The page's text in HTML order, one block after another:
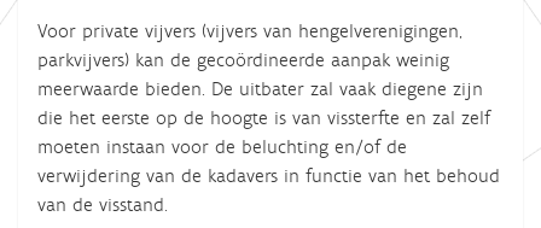
Voor private vijvers (vijvers van hengelverenigingen,
parkvijvers) kan de gecoördineerde aanpak weinig
meerwaarde bieden. De uitbater zal vaak diegene zijn
die het eerste op de hoogte is van vissterfte en zal zelf
moeten instaan voor de beluchting en/of de
verwijdering van de kadavers in functie van het behoud
van de visstand.